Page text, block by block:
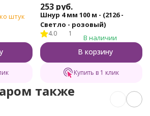
штук
253 руб.
Шнур 4 мм 100 м - (2126 -
Светло - розовый)
4.0 1 В наличии
В корзину
Купить в 1 клик
также